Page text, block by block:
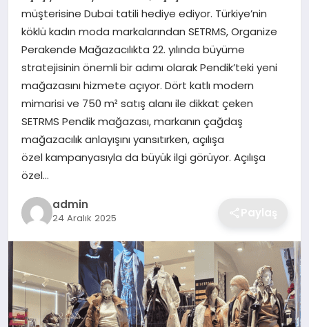
EKONOMI
MAGAZIN
OTOMOBIL
TEKNOLOJI
müşterisine Dubai tatili hediye ediyor. Türkiye’nin
köklü kadın moda markalarından SETRMS, Organize
Perakende Mağazacılıkta 22. yılında büyüme
stratejisinin önemli bir adımı olarak Pendik’teki yeni
mağazasını hizmete açıyor. Dört katlı modern
mimarisi ve 750 m² satış alanı ile dikkat çeken
SETRMS Pendik mağazası, markanın çağdaş
mağazacılık anlayışını yansıtırken, açılışa
özel kampanyasıyla da büyük ilgi görüyor. Açılışa
özel…
admin
24 Aralık 2025